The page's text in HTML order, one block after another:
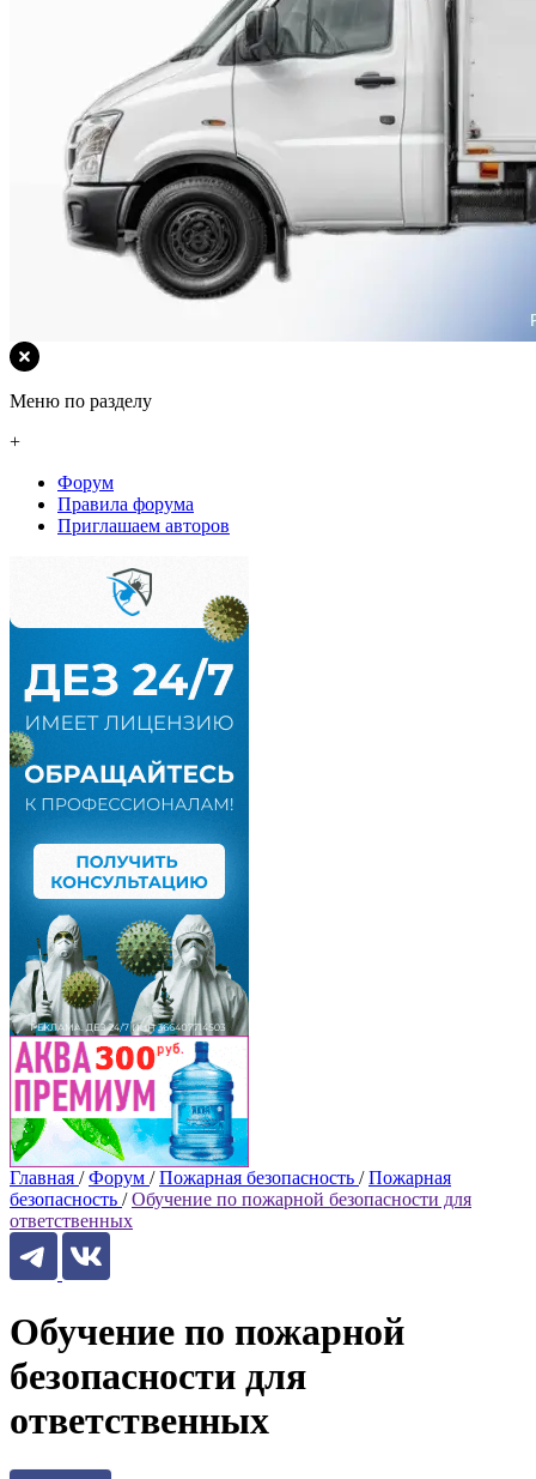
Меню по разделу
+
Форум
Правила форума
Приглашаем авторов
Главная / Форум / Пожарная безопасность / Пожарная
безопасность / Обучение по пожарной безопасности для
ответственных
Обучение по пожарной
безопасности для
ответственных